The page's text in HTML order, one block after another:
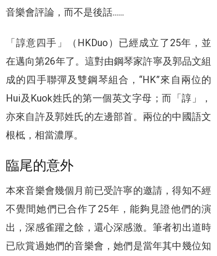
音樂會評論，而不是後話……
「諄意四手」（HKDuo）已經成立了25年，並
在邁向第26年了。這對由鋼琴家許寧及郭品文組
成的四手聯彈及雙鋼琴組合，“HK”來自兩位的
Hui及Kuok姓氏的第一個英文字母；而「諄」，
亦來自許及郭姓氏的左邊部首。兩位的中國語文
根柢，相當濃厚。
臨尾的意外
本來音樂會幾個月前已受許寧的邀請，得知不經
不覺間她們已合作了25年，能夠見證他們的演
出，深感雀躍之餘，還心深感激。筆者初出道時
已欣賞過她們的音樂會，她們是當年其中幾位知